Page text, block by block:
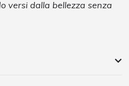
versi dalla bellezza senza